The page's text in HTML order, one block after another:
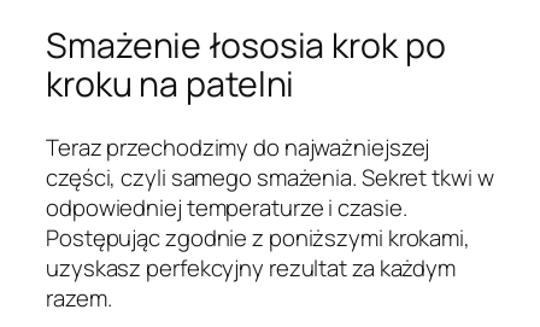
Smażenie łososia krok po
kroku na patelni
Teraz przechodzimy do najważniejszej
części, czyli samego smażenia. Sekret tkwi w
odpowiedniej temperaturze i czasie.
Postępując zgodnie z poniższymi krokami,
uzyskasz perfekcyjny rezultat za każdym
razem.